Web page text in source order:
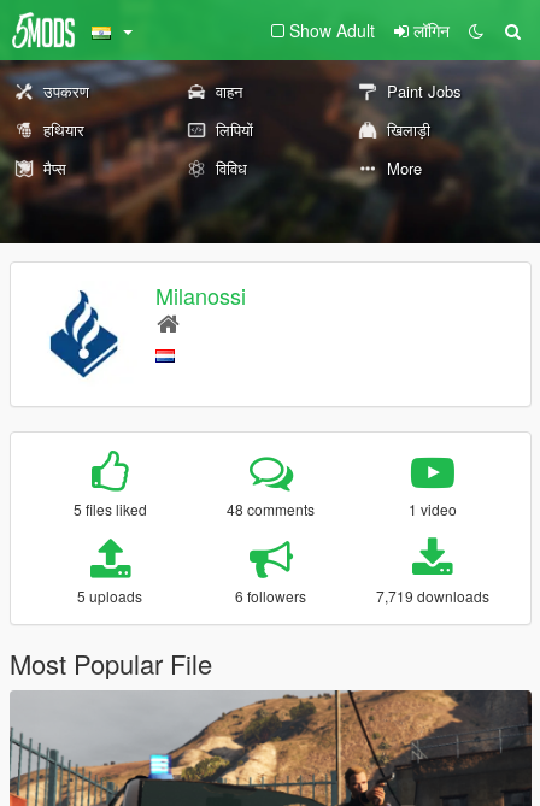
Show Adult लॉगिन
उपकरण वाहन
Paint Jobs
हथियार
लिपियों
खिलाड़ी
मैप्स
विविध More
Milanossi
5 files liked 48 comments 1 video
5 uploads 6 followers 7,719 downloads
Most Popular File